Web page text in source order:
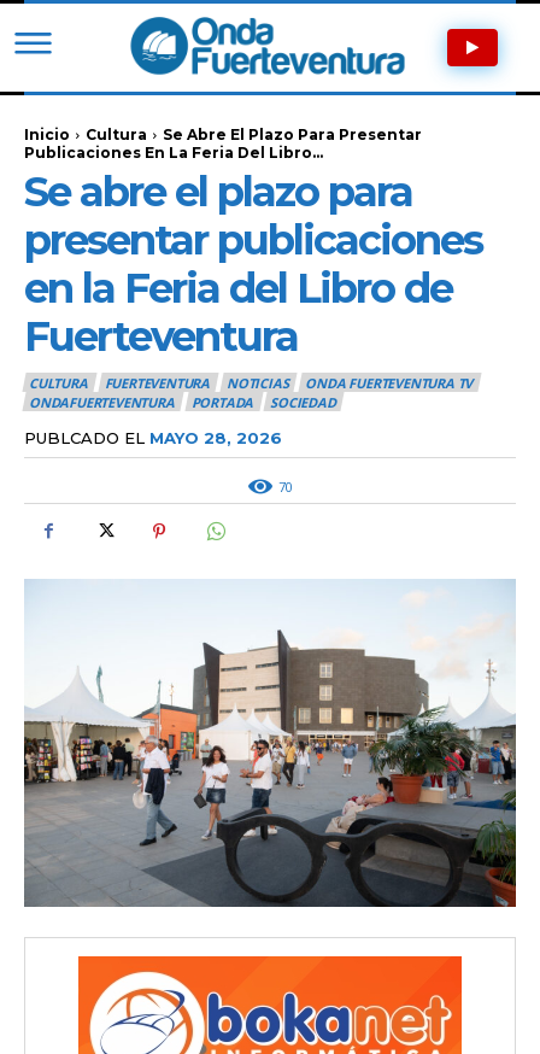
Inicio Cultura
Se Abre El Plazo Para Presentar
Publicaciones En La Feria Del Libro...
Se abre el plazo para
presentar publicaciones
en la Feria del Libro de
Fuerteventura
CULTURA FUERTEVENTURA NOTICIAS
ONDA FUERTEVENTURA TV
ONDAFUERTEVENTURA
PORTADA SOCIEDAD
PUBLCADO EL MAYO 28, 2026
70